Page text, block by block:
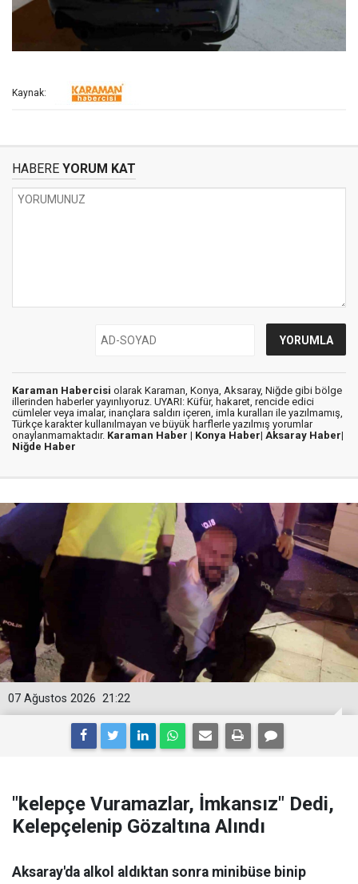
Kaynak:
HABERE YORUM KAT
Karaman Habercisi olarak Karaman, Konya, Aksaray, Niğde gibi bölge
illerinden haberler yayınlıyoruz. UYARI: Küfür, hakaret, rencide edici
cümleler veya imalar, inançlara saldırı içeren, imla kuralları ile yazılmamış,
Türkçe karakter kullanılmayan ve büyük harflerle yazılmış yorumlar
onaylanmamaktadır. Karaman Haber | Konya Haber| Aksaray Haber|
Niğde Haber
21:22
07 Ağustos 2026
"kelepçe Vuramazlar, İmkansız" Dedi,
Kelepçelenip Gözaltına Alındı
Aksaray'da alkol aldıktan sonra minibüse binip